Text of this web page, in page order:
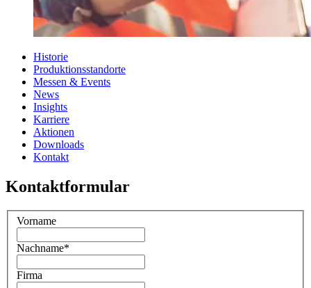
Historie
Produktionsstandorte
Messen & Events
News
Insights
Karriere
Aktionen
Downloads
Kontakt
Kontaktformular
Vorname
Nachname*
Firma